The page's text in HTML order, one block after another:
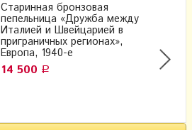
Старинная бронзовая
пепельница «Дружба между
Италией и Швейцарией в
приграничных регионах»,
Европа, 1940-е
14 500 Р